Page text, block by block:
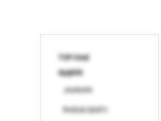
TOP-Deal
Apģērbi
JAUNUMI
ĪPAŠI IECIENĪTI